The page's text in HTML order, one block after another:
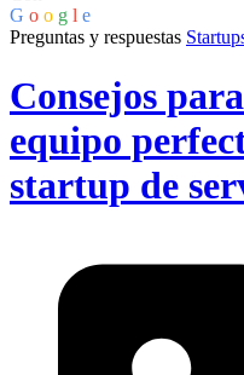
G o o g l e
Preguntas y respuestas
Consejos
equipo
startup de